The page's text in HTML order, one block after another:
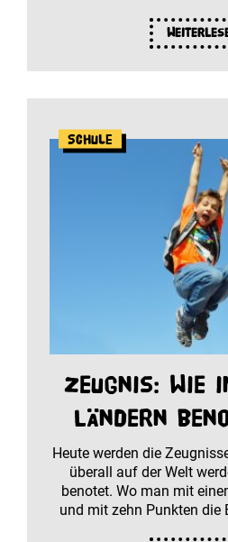
Schule
Zeugnis: Wie
Ländern
Heute werden die
überall auf der Welt
benotet. Wo man mit
und mit zehn Punkten die